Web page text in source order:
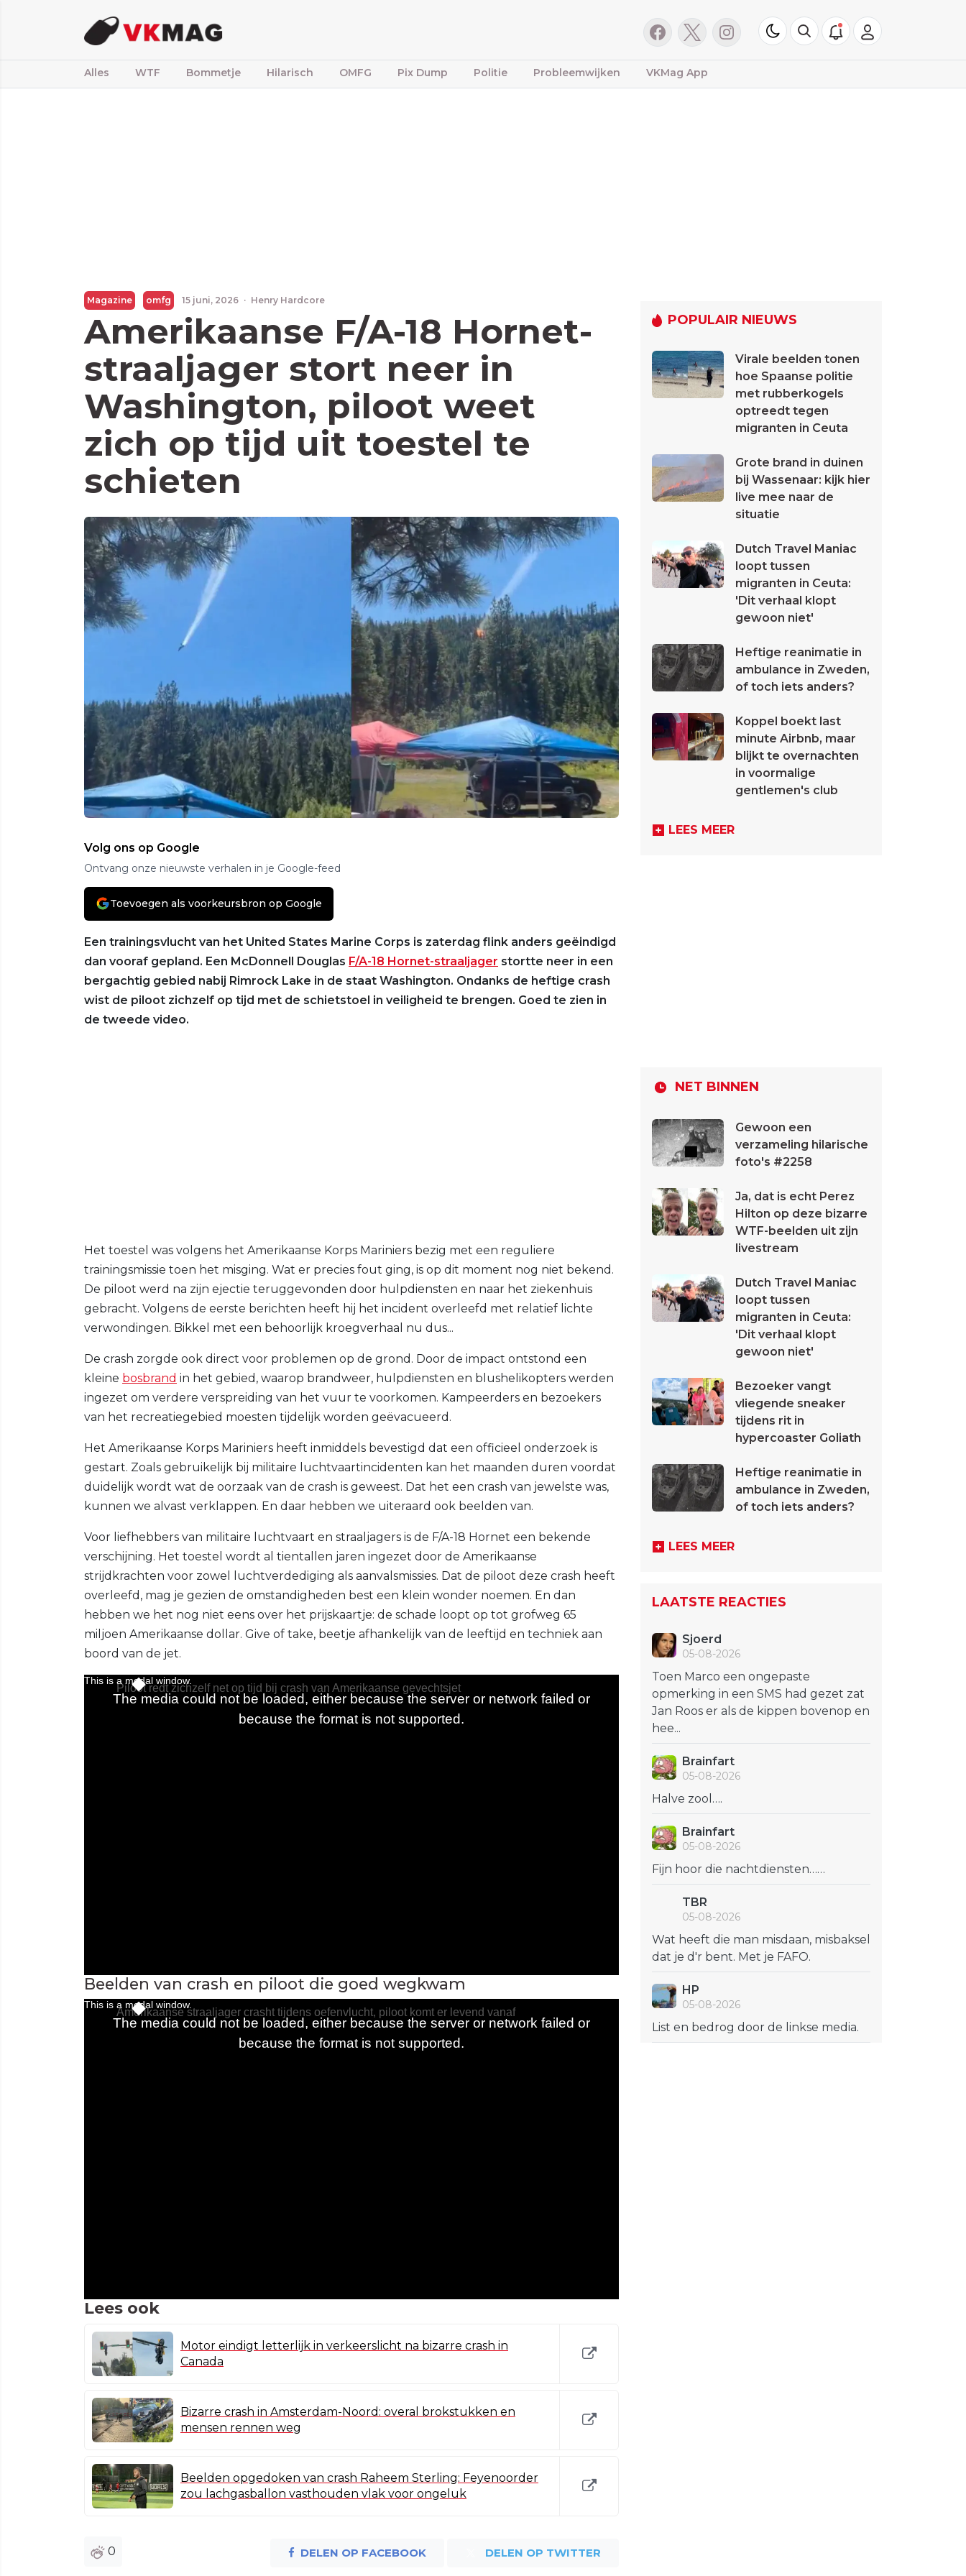
Alles WTF Bommetje Hilarisch OMFG Pix Dump Politie Probleemwijken VKMag App
Magazine omfg 15 juni, 2026 · Henry Hardcore
Amerikaanse F/A-18 Hornet-
straaljager stort neer in
Washington, piloot weet
zich op tijd uit toestel te
schieten
Volg ons op Google
Ontvang onze nieuwste verhalen in je Google-feed
Toevoegen als voorkeursbron op Google
Een trainingsvlucht van het United States Marine Corps is zaterdag flink anders geëindigd
dan vooraf gepland. Een McDonnell Douglas F/A-18 Hornet-straaljager stortte neer in een
bergachtig gebied nabij Rimrock Lake in de staat Washington. Ondanks de heftige crash
wist de piloot zichzelf op tijd met de schietstoel in veiligheid te brengen. Goed te zien in
de tweede video.
Het toestel was volgens het Amerikaanse Korps Mariniers bezig met een reguliere
trainingsmissie toen het misging. Wat er precies fout ging, is op dit moment nog niet bekend.
De piloot werd na zijn ejectie teruggevonden door hulpdiensten en naar het ziekenhuis
gebracht. Volgens de eerste berichten heeft hij het incident overleefd met relatief lichte
verwondingen. Bikkel met een behoorlijk kroegverhaal nu dus...
De crash zorgde ook direct voor problemen op de grond. Door de impact ontstond een
kleine bosbrand in het gebied, waarop brandweer, hulpdiensten en blushelikopters werden
ingezet om verdere verspreiding van het vuur te voorkomen. Kampeerders en bezoekers
van het recreatiegebied moesten tijdelijk worden geëvacueerd.
Het Amerikaanse Korps Mariniers heeft inmiddels bevestigd dat een officieel onderzoek is
gestart. Zoals gebruikelijk bij militaire luchtvaartincidenten kan het maanden duren voordat
duidelijk wordt wat de oorzaak van de crash is geweest. Dat het een crash van jewelste was,
kunnen we alvast verklappen. En daar hebben we uiteraard ook beelden van.
Voor liefhebbers van militaire luchtvaart en straaljagers is de F/A-18 Hornet een bekende
verschijning. Het toestel wordt al tientallen jaren ingezet door de Amerikaanse
strijdkrachten voor zowel luchtverdediging als aanvalsmissies. Dat de piloot deze crash heeft
overleefd, mag je gezien de omstandigheden best een klein wonder noemen. En dan
hebben we het nog niet eens over het prijskaartje: de schade loopt op tot grofweg 65
miljoen Amerikaanse dollar. Give of take, beetje afhankelijk van de leeftijd en techniek aan
boord van de jet.
Beelden van crash en piloot die goed wegkwam
Lees ook
Motor eindigt letterlijk in verkeerslicht na bizarre crash in
Canada
Bizarre crash in Amsterdam-Noord: overal brokstukken en
mensen rennen weg
Beelden opgedoken van crash Raheem Sterling: Feyenoorder
zou lachgasballon vasthouden vlak voor ongeluk
0 DELEN OP FACEBOOK DELEN OP TWITTER
POPULAIR NIEUWS
Virale beelden tonen
hoe Spaanse politie
met rubberkogels
optreedt tegen
migranten in Ceuta
Grote brand in duinen
bij Wassenaar: kijk hier
live mee naar de
situatie
Dutch Travel Maniac
loopt tussen
migranten in Ceuta:
'Dit verhaal klopt
gewoon niet'
Heftige reanimatie in
ambulance in Zweden,
of toch iets anders?
Koppel boekt last
minute Airbnb, maar
blijkt te overnachten
in voormalige
gentlemen's club
LEES MEER
NET BINNEN
Gewoon een
verzameling hilarische
foto's #2258
Ja, dat is echt Perez
Hilton op deze bizarre
WTF-beelden uit zijn
livestream
Dutch Travel Maniac
loopt tussen
migranten in Ceuta:
'Dit verhaal klopt
gewoon niet'
Bezoeker vangt
vliegende sneaker
tijdens rit in
hypercoaster Goliath
Heftige reanimatie in
ambulance in Zweden,
of toch iets anders?
LEES MEER
LAATSTE REACTIES
Sjoerd
05-08-2026
Toen Marco een ongepaste
opmerking in een SMS had gezet zat
Jan Roos er als de kippen bovenop en
hee...
Brainfart
05-08-2026
Halve zool….
Brainfart
05-08-2026
Fijn hoor die nachtdiensten……
TBR
05-08-2026
Wat heeft die man misdaan, misbaksel
dat je d'r bent. Met je FAFO.
HP
05-08-2026
List en bedrog door de linkse media.